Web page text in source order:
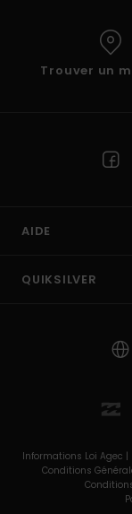
Trouver un
AIDE
QUIKSILVER
Informations Loi Agec |
Conditions